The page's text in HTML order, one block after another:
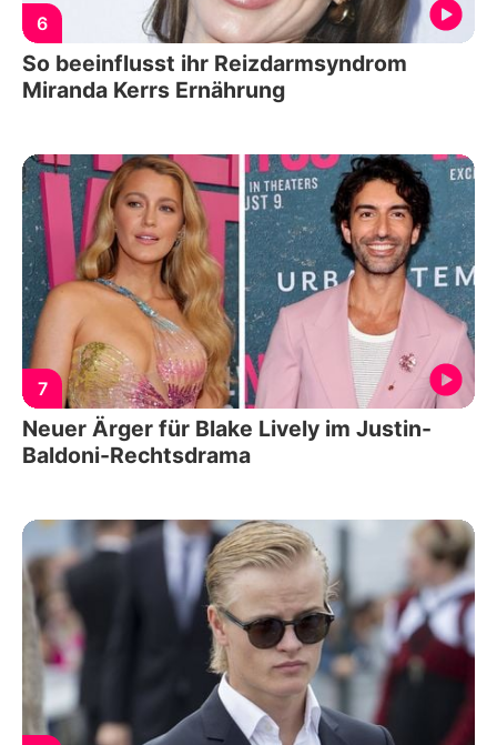
6
So beeinflusst ihr Reizdarmsyndrom
Miranda Kerrs Ernährung
7
Neuer Ärger für Blake Lively im Justin-
Baldoni-Rechtsdrama